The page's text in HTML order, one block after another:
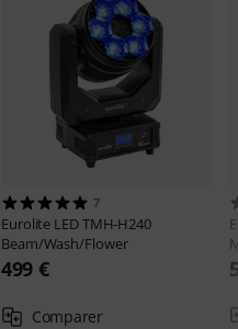
7
Eurolite LED TMH-H240
Beam/Wash/Flower
499 €
Comparer